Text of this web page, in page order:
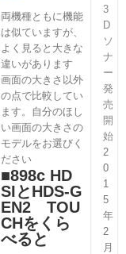
両機種ともに機能
は似ていますが、
よく見ると大きな
違いがあります
画面の大きさ以外
の点で比較してい
ます。自分のほし
い画面の大きさの
モデルをお選びく
ださい
■898c HD
SIとHDS-G
EN2 TOU
CHをくら
べると
3
D
ソ
ナ
ー
発
売
開
始
2
0
1
5
年
2
月